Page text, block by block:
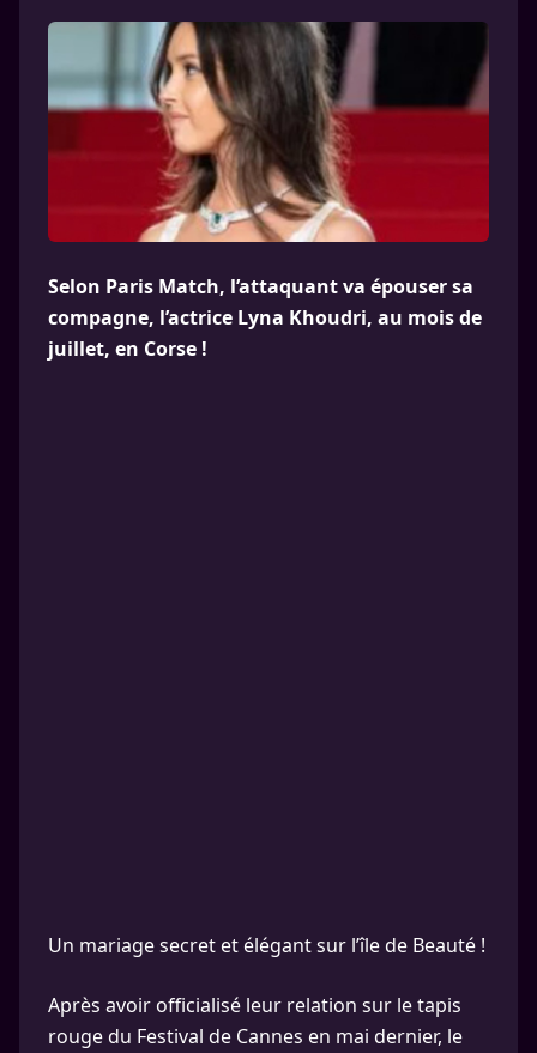
Selon Paris Match, l’attaquant va épouser sa
compagne, l’actrice Lyna Khoudri, au mois de
juillet, en Corse !
Un mariage secret et élégant sur l’île de Beauté !
Après avoir officialisé leur relation sur le tapis
rouge du Festival de Cannes en mai dernier, le